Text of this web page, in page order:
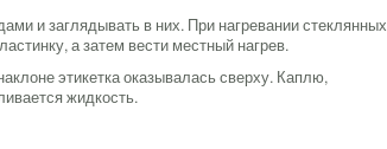
и заглядывать в них. При нагревании стеклянных
а затем вести местный нагрев.
этикетка оказывалась сверху. Каплю,
жидкость.